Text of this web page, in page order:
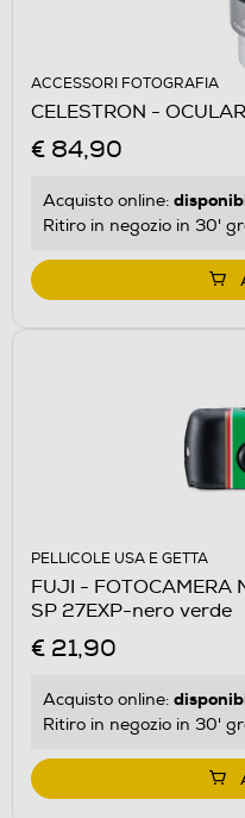
ACCESSORI FOTOGRAFIA
CELESTRON -
€ 84,90
Acquisto online:
Ritiro in negozio in 30'
PELLICOLE USA E GETTA
FUJI - FOTOCAMERA
SP 27EXP-nero verde
€ 21,90
Acquisto online:
Ritiro in negozio in 30'